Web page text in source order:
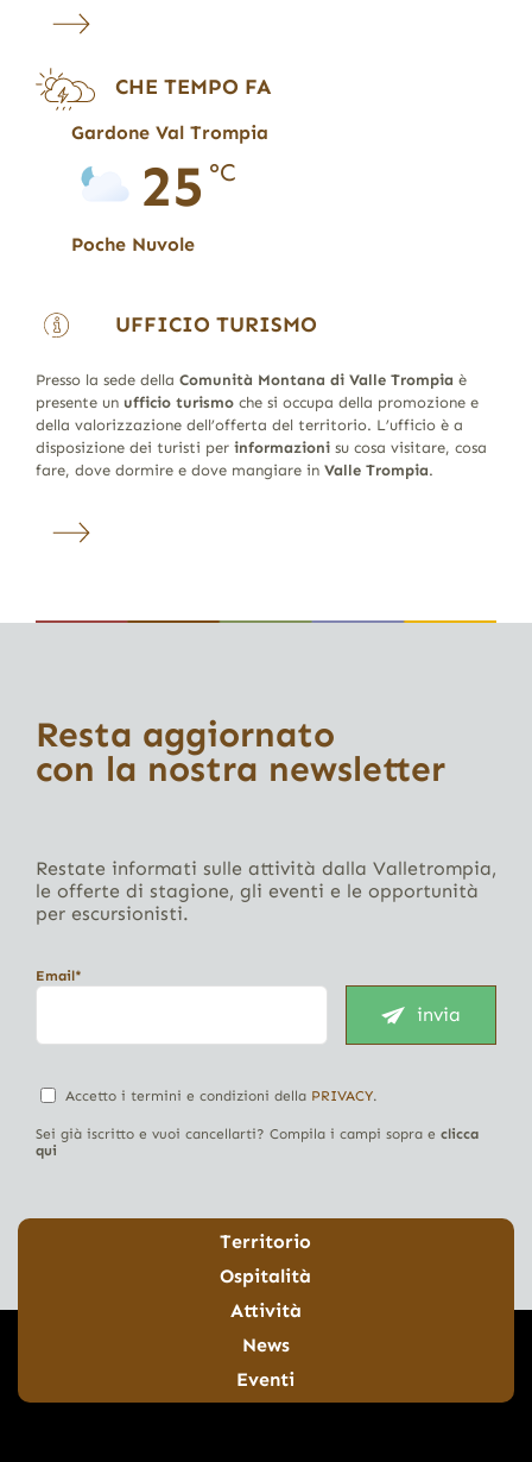
CHE TEMPO FA
Gardone Val Trompia
25 °C
Poche Nuvole
UFFICIO TURISMO
Presso la sede della Comunità Montana di Valle Trompia è
presente un ufficio turismoche si occupa della promozione e
della valorizzazione dell’offerta del territorio. L’ufficio è a
disposizione dei turisti per informazionisu cosa visitare, cosa
fare, dove dormire e dove mangiare in Valle Trompia.
Resta aggiornato
con la nostra newsletter
Restate informati sulle attività dalla Valletrompia,
le offerte di stagione, gli eventi e le opportunità
per escursionisti.
Email*
invia
Accetto i termini e condizioni della PRIVACY.
Sei già iscritto e vuoi cancellarti? Compila i campi sopra e clicca
qui
Territorio
Ospitalità
Attività
News
Eventi